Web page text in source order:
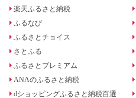
楽天ふるさと納税
ふるなび
ふるさとチョイス
さとふる
ふるさとプレミアム
ANAのふるさと納税
dショッピングふるさと納税百選